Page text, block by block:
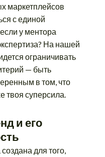
маркетплейсов
с единой
у ментора
На нашей
ограничивать
— быть
в том, что
твоя суперсила.
и его
для того,